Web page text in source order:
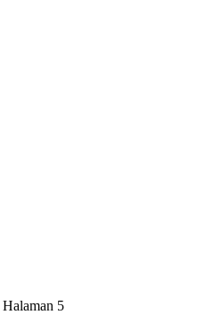
Halaman 5